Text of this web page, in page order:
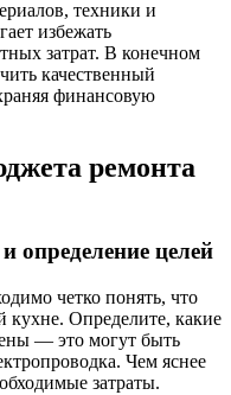
техники и
избежать
затрат. В конечном
качественный
финансовую
ремонта
определение целей
четко понять, что
кухне. Определите, какие
— это могут быть
Чем яснее
затраты.